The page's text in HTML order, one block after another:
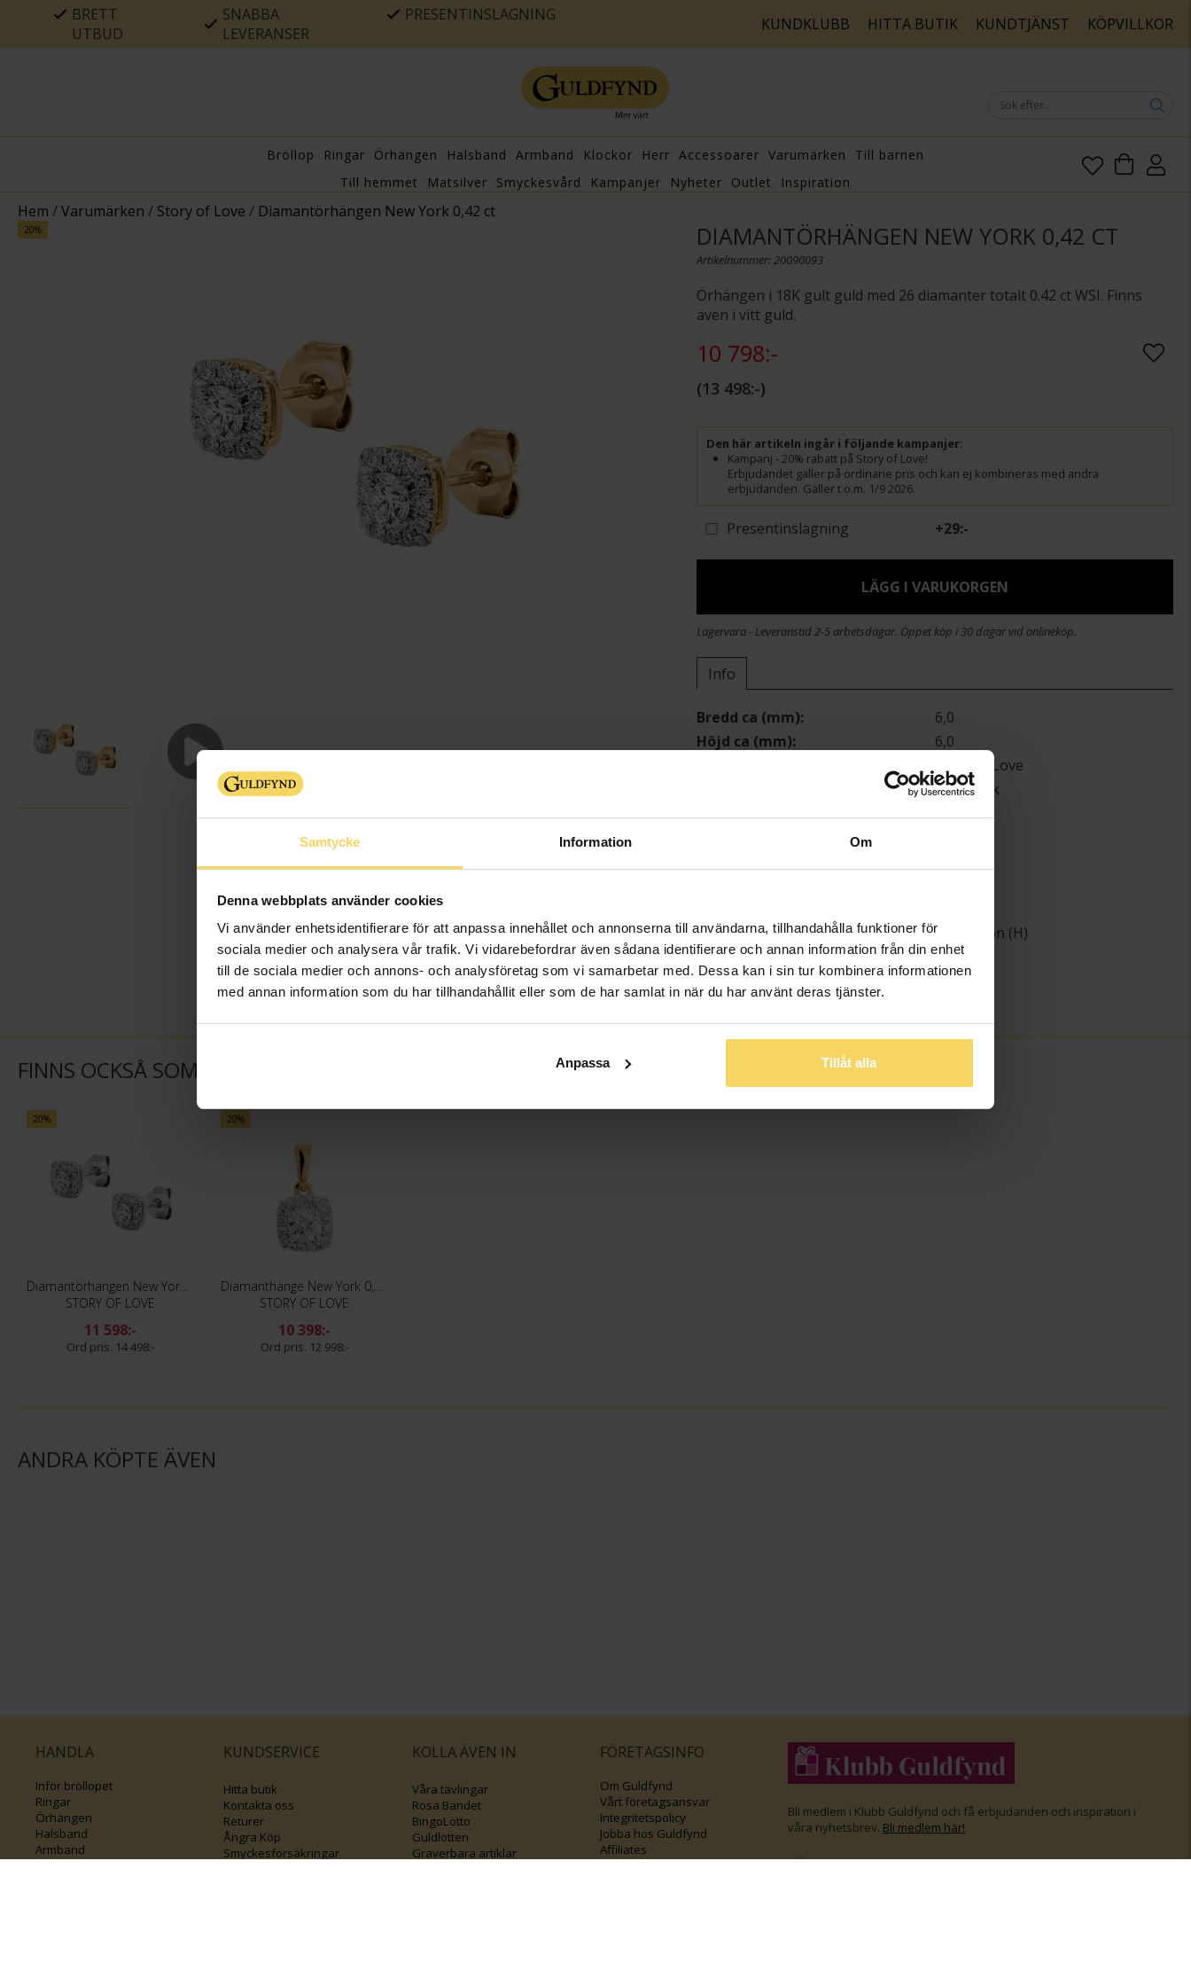
Samtycke Information Om
Denna webbplats använder cookies
Vi använder enhetsidentifierare för att anpassa innehållet och annonserna till användarna, tillhandahålla funktioner för
sociala medier och analysera vår trafik. Vi vidarebefordrar även sådana identifierare och annan information från din enhet
till de sociala medier och annons- och analysföretag som vi samarbetar med. Dessa kan i sin tur kombinera informationen
med annan information som du har tillhandahållit eller som de har samlat in när du har använt deras tjänster.
Anpassa Tillåt alla
BRETT
UTBUD
SNABBA
LEVERANSER
PRESENTINSLAGNING KUNDKLUBB HITTA BUTIK KUNDTJÄNST KÖPVILLKOR
Bröllop Ringar Örhängen Halsband Armband Klockor Herr Accessoarer Varumärken
Till barnen
Till hemmet
Matsilver Smyckesvård Kampanjer Nyheter Outlet Inspiration
Hem /Varumärken / Story of Love / Diamantörhängen New York 0,42 ct
20% DIAMANTÖRHÄNGEN NEW YORK 0,42 CT
Artikelnummer: 20090093
Örhängen i 18K gult guld med 26 diamanter totalt 0.42 ct WSI. Finns
även i vitt guld.
10 798:-
13 498:-
Den här artikeln ingår i följande kampanjer:
Kampanj - 20% rabatt på Story of Love!
Erbjudandet gäller på ordinarie pris och kan ej kombineras med andra
erbjudanden. Gäller t.o.m. 1/9 2026.
Presentinslagning +29:-
LÄGG I VARUKORGEN
Lagervara - Leveranstid 2-5 arbetsdagar. Öppet köp i 30 dagar vid onlineköp.
Info
Bredd ca (mm)
6,0
Höjd ca (mm)
6,0
Story of Love
New York
Material
Guld
Diamantfärg
Wesselton (H)
Diamantklarhet
SI
Vikt ca (gram)
1,55
FINNS OCKSÅ SOM
20%
Diamantörhängen New York 0,42 ct
STORY OF LOVE
11 598:-
14 498:-
20%
Diamanthänge New York 0,37 ct
STORY OF LOVE
10 398:-
12 998:-
ANDRA KÖPTE ÄVEN
HANDLA
Inför bröllopet
Ringar
Örhängen
Halsband
Armband
KUNDSERVICE
Hitta butik
Kontakta oss
Returer
Ångra Köp
Smyckesförsäkringar
KOLLA ÄVEN IN
Våra tävlingar
Rosa Bandet
BingoLotto
Guldlotten
Graverbara artiklar
FÖRETAGSINFO
Om Guldfynd
Vårt företagsansvar
Integritetspolicy
Jobba hos Guldfynd
Affiliates
Bli medlem i Klubb Guldfynd och få erbjudanden och inspiration i
våra nyhetsbrev. Bli medlem här!
FÖLJ OSS